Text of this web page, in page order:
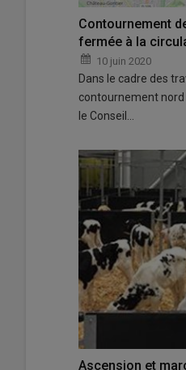
Contournement
fermée à la
10 juin 2020
Dans le cadre des
contournement
le Conseil…
Ascension et